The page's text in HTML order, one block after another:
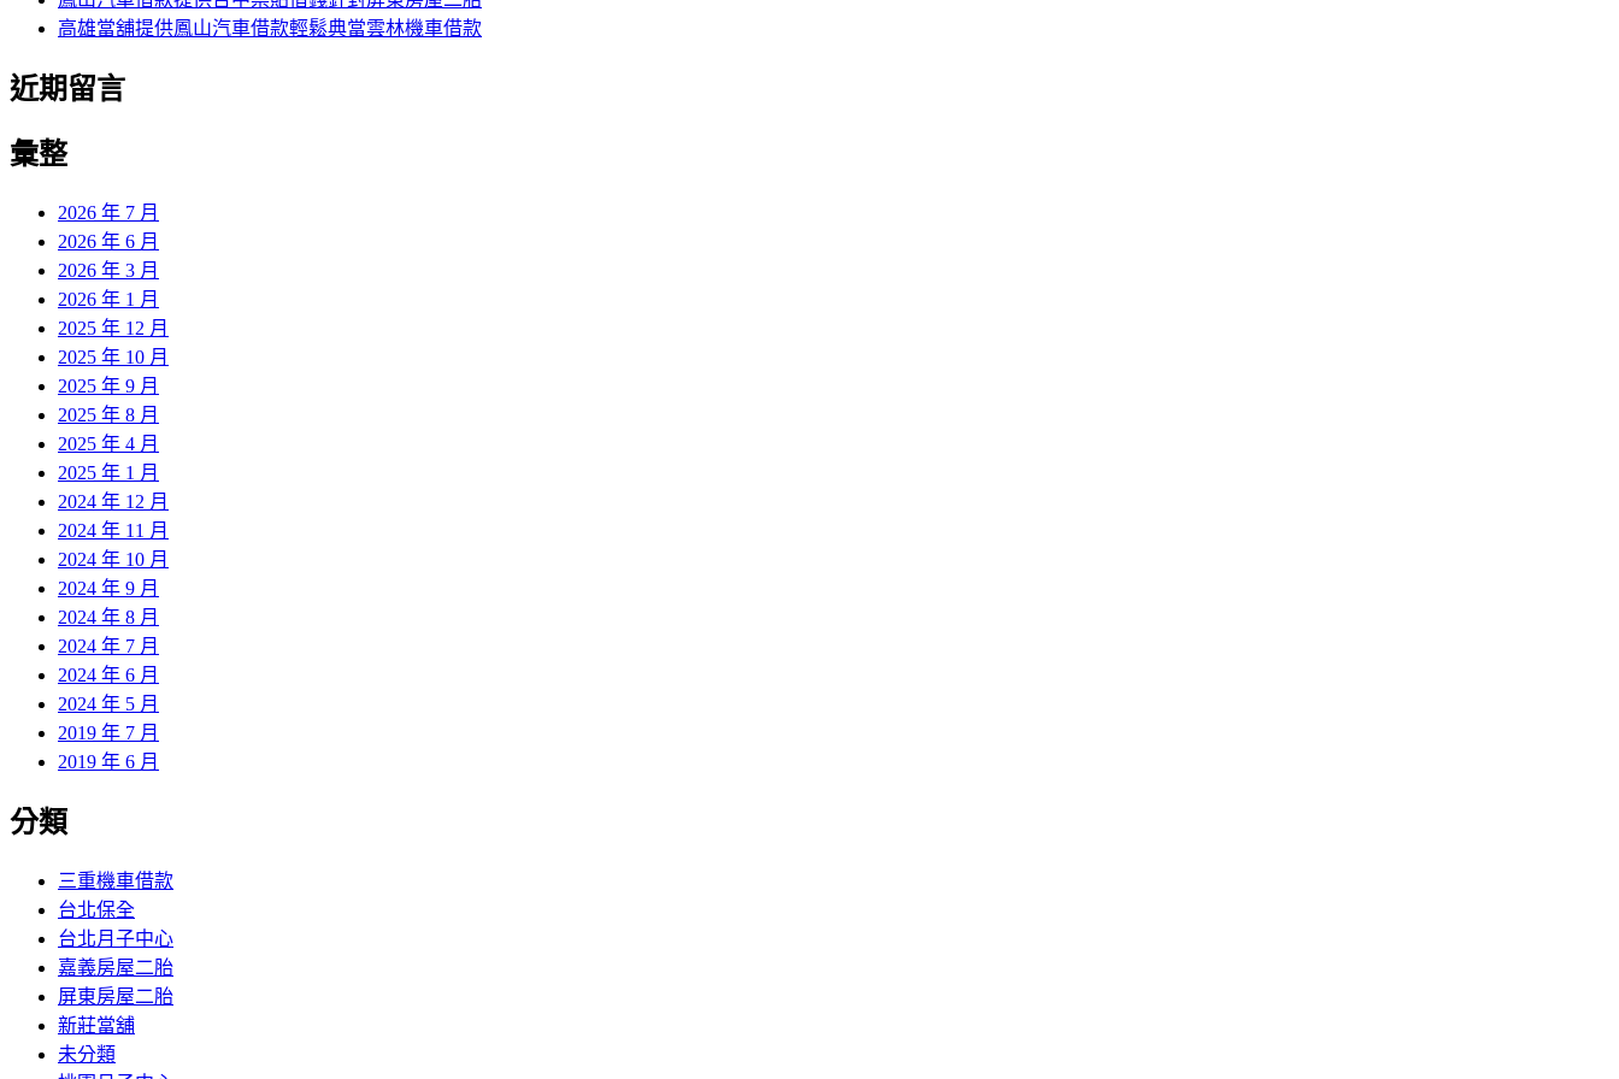
高雄當舖提供鳳山汽車借款輕鬆典當雲林機車借款
近期留言
彙整
2026 年 7 月
2026 年 6 月
2026 年 3 月
2026 年 1 月
2025 年 12 月
2025 年 10 月
2025 年 9 月
2025 年 8 月
2025 年 4 月
2025 年 1 月
2024 年 12 月
2024 年 11 月
2024 年 10 月
2024 年 9 月
2024 年 8 月
2024 年 7 月
2024 年 6 月
2024 年 5 月
2019 年 7 月
2019 年 6 月
分類
三重機車借款
台北保全
台北月子中心
嘉義房屋二胎
屏東房屋二胎
新莊當舖
未分類